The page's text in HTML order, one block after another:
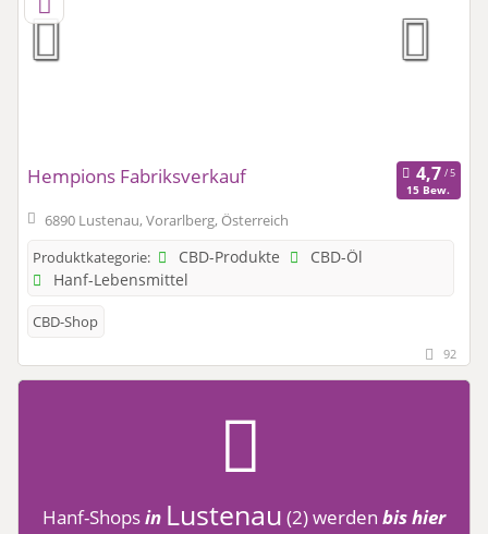
Hempions Fabriksverkauf
15 Bew.
6890 Lustenau, Vorarlberg, Österreich
Produktkategorie:
CBD-Produkte
CBD-Öl
Hanf-Lebensmittel
CBD-Shop
92
Hanf-Shopsin Lustenau (2)werden bis hier